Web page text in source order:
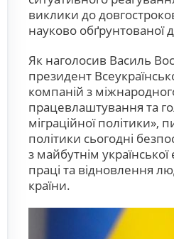
виклики до
науково обґрунтованої
Як наголосив Василь
президент
компаній з
працевлаштування та
міграційної політики»,
політики сьогодні
з майбутнім
праці та відновлення
країни.